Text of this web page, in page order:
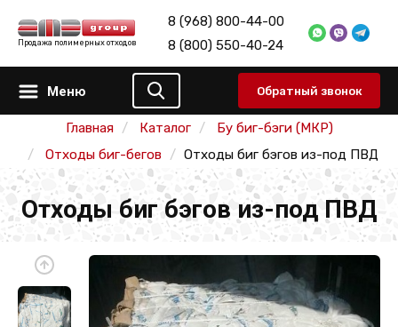
Продажа полимерных отходов
8 (968) 800-44-00
8 (800) 550-40-24
Меню Обратный звонок
Главная Каталог
Бу биг-бэги (МКР)
Отходы биг-бегов
Отходы биг бэгов из-под ПВД
Отходы биг бэгов из-под ПВД